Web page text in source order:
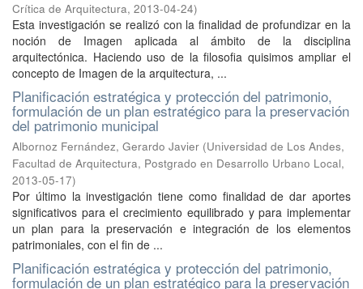
Crítica de Arquitectura, 2013-04-24)
Esta investigación se realizó con la finalidad de profundizar en la
noción de Imagen aplicada al ámbito de la disciplina
arquitectónica. Haciendo uso de la filosofia quisimos ampliar el
concepto de Imagen de la arquitectura, ...
Planificación estratégica y protección del patrimonio,
formulación de un plan estratégico para la preservación
del patrimonio municipal
Albornoz Fernández, Gerardo Javier (Universidad de Los Andes,
Facultad de Arquitectura, Postgrado en Desarrollo Urbano Local,
2013-05-17)
Por último la investigación tiene como finalidad de dar aportes
significativos para el crecimiento equilibrado y para implementar
un plan para la preservación e integración de los elementos
patrimoniales, con el fin de ...
Planificación estratégica y protección del patrimonio,
formulación de un plan estratégico para la preservación